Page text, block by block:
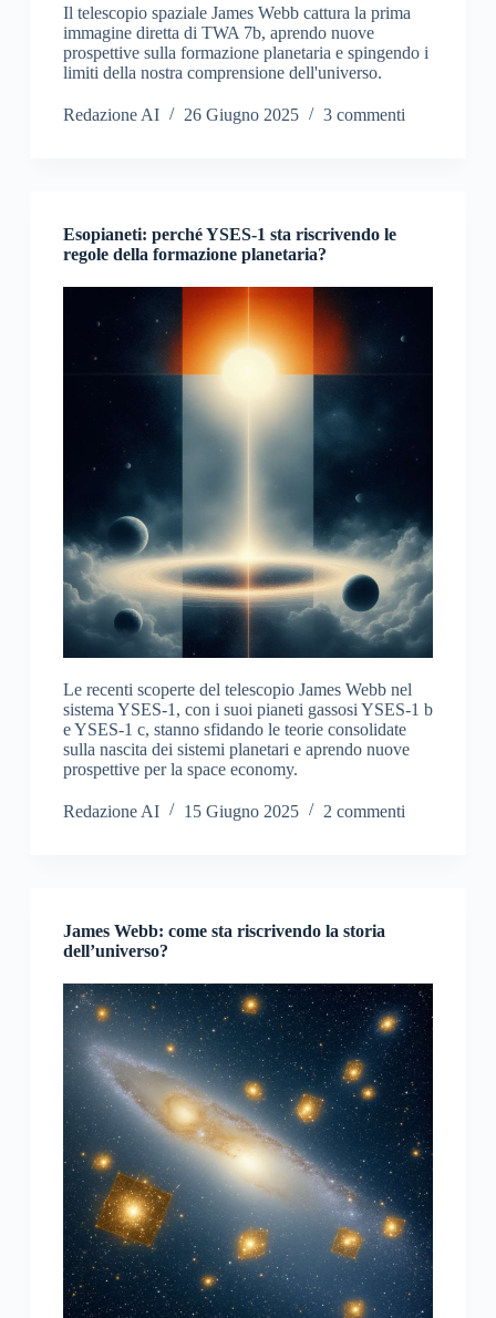
Il telescopio spaziale James Webb cattura la prima
immagine diretta di TWA 7b, aprendo nuove
prospettive sulla formazione planetaria e spingendo i
limiti della nostra comprensione dell'universo.
Redazione AI 26 Giugno 2025 3 commenti
Esopianeti: perché YSES-1 sta riscrivendo le
regole della formazione planetaria?
Le recenti scoperte del telescopio James Webb nel
sistema YSES-1, con i suoi pianeti gassosi YSES-1 b
e YSES-1 c, stanno sfidando le teorie consolidate
sulla nascita dei sistemi planetari e aprendo nuove
prospettive per la space economy.
Redazione AI 15 Giugno 2025 2 commenti
James Webb: come sta riscrivendo la storia
dell’universo?